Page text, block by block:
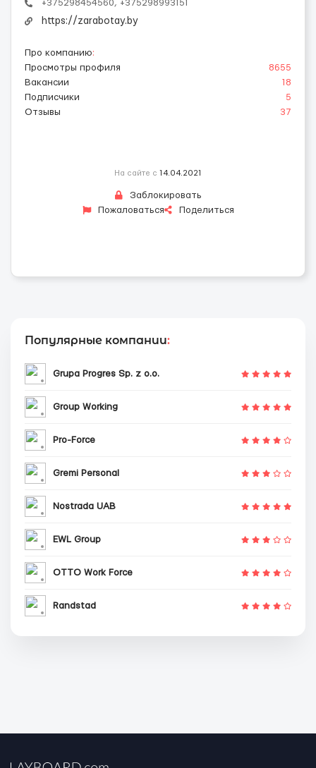
+375298454560, +375298993151
https://zarabotay.by
Про компанию:
Просмотры профиля
8655
Вакансии
18
Подписчики
5
Отзывы
37
На сайте с 14.04.2021
Заблокировать
Пожаловаться
Поделиться
Популярные компании:
Grupa Progres Sp. z o.o.
Group Working
Pro-Force
Gremi Personal
Nostrada UAB
EWL Group
OTTO Work Force
Randstad